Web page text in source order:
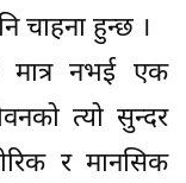
चाहना हुन्छ ।
नभई एक
त्यो सुन्दर
र मानसिक